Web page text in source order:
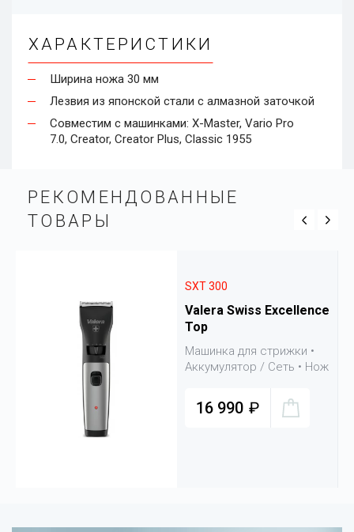
ХАРАКТЕРИСТИКИ
Ширина ножа 30 мм
Лезвия из японской стали с алмазной заточкой
Совместим с машинками: X-Master, Vario Pro
7.0, Creator, Creator Plus, Classic 1955
РЕКОМЕНДОВАН­НЫЕ
ТОВАРЫ
SXT 300
Valera Swiss Excellence
Top
Машинка для стрижки •
Аккумулятор / Сеть • Нож
0.8 - 3 мм • 6 насадок +
кейс
16 990 ₽